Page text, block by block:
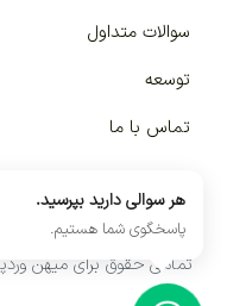
سوالات متداول
توسعه
تماس با ما
تمامی حقوق برای میهن وردپرس
هر سوالی دارید بپرسید.
پاسخگوی شما هستیم.